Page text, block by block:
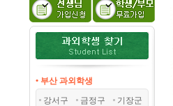
• 부산 과외학생
강서구
금정구
기장군